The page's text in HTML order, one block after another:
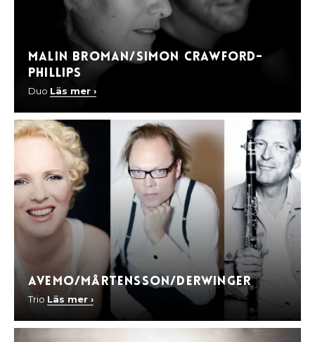
Malin Broman/Simon Crawford-
Phillips
Duo Läs mer ›
Avemo/Mårtensson/Derwinger
Trio Läs mer ›